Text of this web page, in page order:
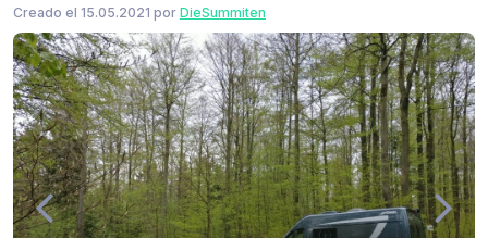
Creado el 15.05.2021 por DieSummiten